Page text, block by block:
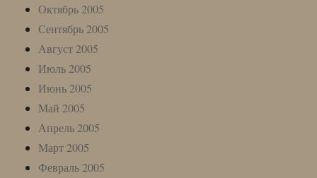
Октябрь 2005
Сентябрь 2005
Август 2005
Июль 2005
Июнь 2005
Май 2005
Апрель 2005
Март 2005
Февраль 2005